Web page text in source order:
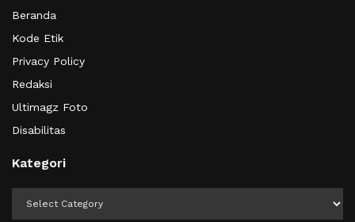
Beranda
Kode Etik
Privacy Policy
Redaksi
Ultimagz Foto
Disabilitas
Kategori